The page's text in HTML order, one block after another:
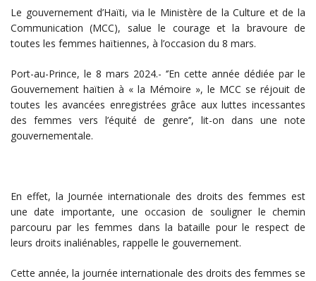
Le gouvernement d’Haïti, via le Ministère de la Culture et de la
Communication (MCC), salue le courage et la bravoure de
toutes les femmes haïtiennes, à l’occasion du 8 mars.
Port-au-Prince, le 8 mars 2024.- ‘’En cette année dédiée par le
Gouvernement haïtien à « la Mémoire », le MCC se réjouit de
toutes les avancées enregistrées grâce aux luttes incessantes
des femmes vers l’équité de genre’’, lit-on dans une note
gouvernementale.
En effet, la Journée internationale des droits des femmes est
une date importante, une occasion de souligner le chemin
parcouru par les femmes dans la bataille pour le respect de
leurs droits inaliénables, rappelle le gouvernement.
Cette année, la journée internationale des droits des femmes se